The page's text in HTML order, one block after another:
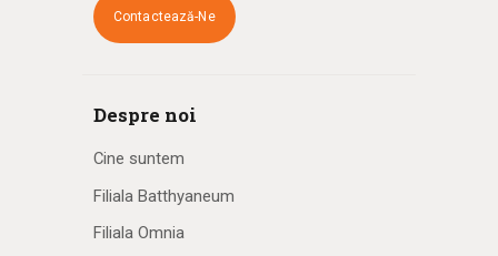
Contactează-Ne
Despre noi
Cine suntem
Filiala Batthyaneum
Filiala Omnia